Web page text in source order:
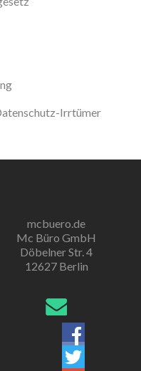
Irrtümer
mcbuero.de
Mc Büro GmbH
Döbelner Str. 4
12627 Berlin